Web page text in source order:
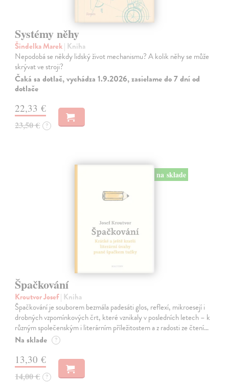
Systémy něhy
Šindelka Marek| Kniha
Nepodobá se někdy lidský život mechanismu? A kolik něhy se může
skrývat ve stroji?
Čaká sa dotlač, vychádza 1.9.2026, zasielame do 7 dní od
dotlače
22,33 €
23,50 € ?
na sklade
Špačkování
Kroutvor Josef| Kniha
Špačkování je souborem bezmála padesáti glos, reflexí, mikroesejí i
drobných vzpomínkových črt, které vznikaly v posledních letech – k
různým společenským i literárním příležitostem a z radosti ze čtení…
Na sklade ?
13,30 €
14,00 € ?